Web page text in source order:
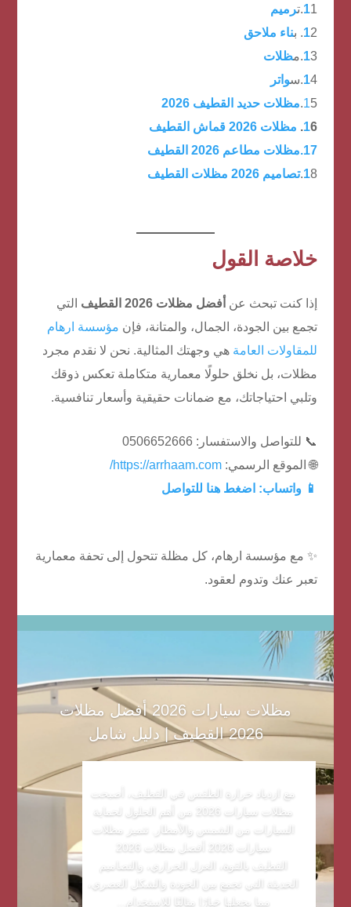
11.ت
رميم
12. ب
ناء ملاحق
13.م
ظلات
14.س
واتر
15.
مظلات حديد القطيف 2026
16.
مظلات 2026 قماش القطيف
17.مظلات مطاعم 2026 القطيف
18. تصاميم 2026 مظلات القطيف
خلاصة القول
إذا كنت تبحث عن أفضل مظلات 2026 القطيف
التي
تجمع بين الجودة، الجمال، والمتانة، فإن مؤسسة ارهام
للمقاولات العامة هي وجهتك المثالية. نحن لا نقدم مجرد
مظلات، بل نخلق حلولًا معمارية متكاملة تعكس ذوقك
وتلبي احتياجاتك، مع ضمانات حقيقية وأسعار تنافسية.
📞 للتواصل والاستفسار: 0506652666
🌐 الموقع الرسمي: https://arrhaam.com/
📱 واتساب: اضغط هنا للتواصل
✨ مع مؤسسة ارهام، كل مظلة تتحول إلى تحفة معمارية
تعبر عنك وتدوم لعقود.
مظلات سيارات 2026 أفضل مظلات
2026 القطيف | دليل شامل
مع ازدياد حرارة الطقس في القطيف، أصبحت
مظلات سيارات 2026 من أهم الحلول لحماية
السيارات من الشمس والأمطار. تتميز مظلات
سيارات 2026 أفضل مظلات 2026
القطيف بالقوة، العزل الحراري، والتصاميم
الحديثة التي تجمع بين الجودة والشكل العصري،
مما يجعلها خيارًا مثاليًا للاستخدام...